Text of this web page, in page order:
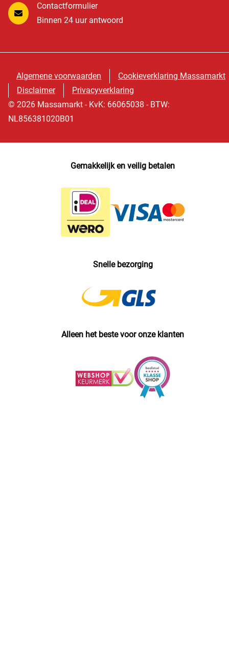
Contactformulier
Binnen 24 uur antwoord
Algemene voorwaarden
Cookieverklaring Massamarkt
Disclaimer
Privacyverklaring
© 2026 Massamarkt - KvK: 66065038 - BTW:
NL856381020B01
Gemakkelijk en veilig betalen
Snelle bezorging
Alleen het beste voor onze klanten